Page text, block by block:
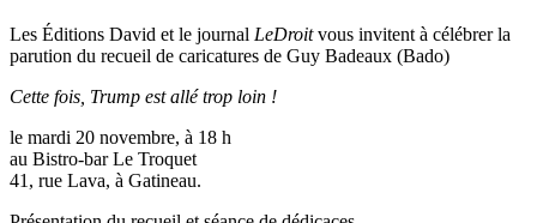
Les Éditions David et le journal LeDroitvous invitent à célébrer la
parution du recueil de caricatures de Guy Badeaux (Bado)
Cette fois, Trump est allé trop loin !
le mardi 20 novembre, à 18 h
au Bistro-bar Le Troquet
41, rue Lava, à Gatineau.